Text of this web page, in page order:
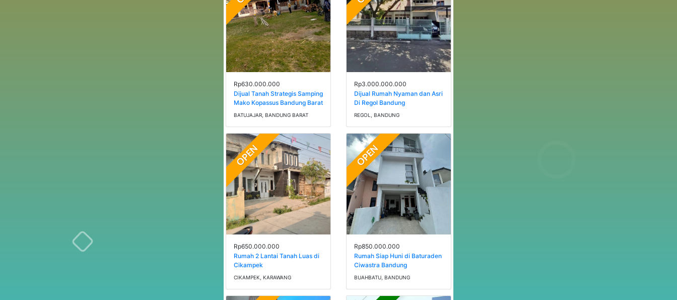
Rp630.000.000
Dijual Tanah Strategis Samping
Mako Kopassus Bandung Barat
BATUJAJAR, BANDUNG BARAT
Rp3.000.000.000
Dijual Rumah Nyaman dan Asri
Di Regol Bandung
REGOL, BANDUNG
Rp650.000.000
Rumah 2 Lantai Tanah Luas di
Cikampek
CIKAMPEK, KARAWANG
OPEN
Rp850.000.000
Rumah Siap Huni di Baturaden
Ciwastra Bandung
BUAHBATU, BANDUNG
OPEN